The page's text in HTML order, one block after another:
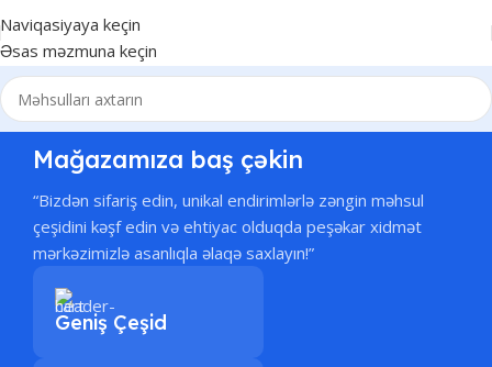
Naviqasiyaya keçin
Əsas məzmuna keçin
Mağazamıza baş çəkin
“Bizdən sifariş edin, unikal endirimlərlə zəngin məhsul
çeşidini kəşf edin və ehtiyac olduqda peşəkar xidmət
mərkəzimizlə asanlıqla əlaqə saxlayın!”
Geniş Çeşid